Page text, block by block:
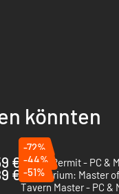
sie sorgfältig in
Nun musst du den
könnten
€
-72%
Potion Permit - PC &
€
-44%
Scriptorium: Master
-51%
Tavern Master - PC &